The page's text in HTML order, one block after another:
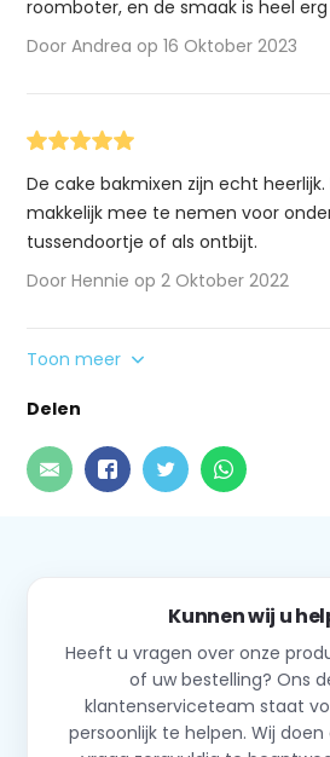
roomboter, en de smaak is heel
Door Andrea op 16 Oktober 2023
De cake bakmixen zijn echt heerlijk.
makkelijk mee te nemen voor
tussendoortje of als ontbijt.
Door Hennie op 2 Oktober 2022
Toon meer
Delen
Kunnen wij u
Heeft u vragen over onze
of uw bestelling? Ons
klantenserviceteam staat
persoonlijk te helpen. Wij